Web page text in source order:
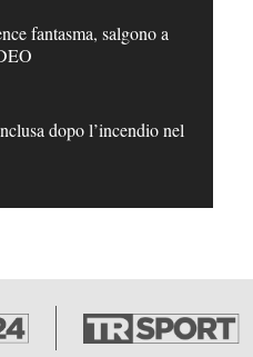
fantasma, salgono a
dopo l’incendio nel